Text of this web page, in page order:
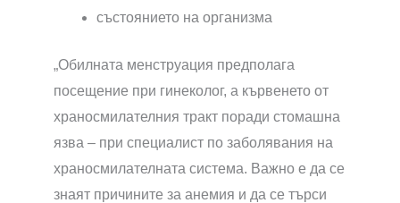
състоянието на организма
„Обилната менструация предполага
посещение при гинеколог, а кървенето от
храносмилателния тракт поради стомашна
язва – при специалист по заболявания на
храносмилателната система. Важно е да се
знаят причините за анемия и да се търси